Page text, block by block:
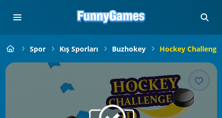
Spor Kış Sporları Buzhokey Hockey Challenge